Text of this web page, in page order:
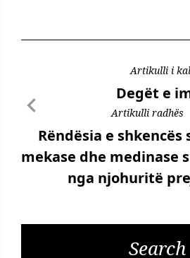
Artikulli i
Degët e
Artikulli radhës
Rëndësia e shkencës
mekase dhe medinase
nga njohuritë
Search